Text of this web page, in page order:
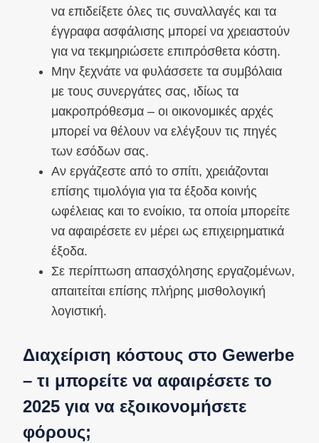
να επιδείξετε όλες τις συναλλαγές και τα
έγγραφα ασφάλισης μπορεί να χρειαστούν
για να τεκμηριώσετε επιπρόσθετα κόστη.
Μην ξεχνάτε να φυλάσσετε τα συμβόλαια
με τους συνεργάτες σας, ιδίως τα
μακροπρόθεσμα – οι οικονομικές αρχές
μπορεί να θέλουν να ελέγξουν τις πηγές
των εσόδων σας.
Αν εργάζεστε από το σπίτι, χρειάζονται
επίσης τιμολόγια για τα έξοδα κοινής
ωφέλειας και το ενοίκιο, τα οποία μπορείτε
να αφαιρέσετε εν μέρει ως επιχειρηματικά
έξοδα.
Σε περίπτωση απασχόλησης εργαζομένων,
απαιτείται επίσης πλήρης μισθολογική
λογιστική.
Διαχείριση κόστους στο Gewerbe
– τι μπορείτε να αφαιρέσετε το
2025 για να εξοικονομήσετε
φόρους;